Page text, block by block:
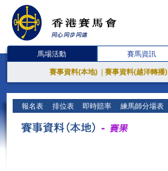
馬場活動 賽馬資訊
賽事資料(本地) 賽事資料(越洋轉播)
報名表 排位表 即時賠率 練馬師分場表